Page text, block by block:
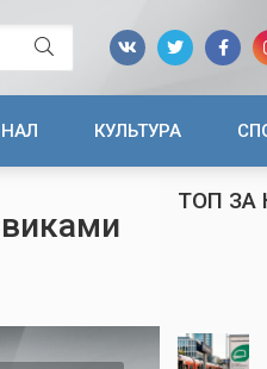
КУЛЬТУРА
ТОП